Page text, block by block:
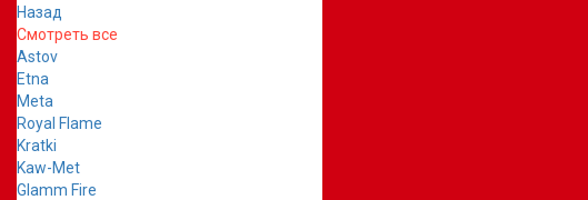
Назад
Смотреть все
Astov
Etna
Meta
Royal Flame
Kratki
Kaw-Met
Glamm Fire